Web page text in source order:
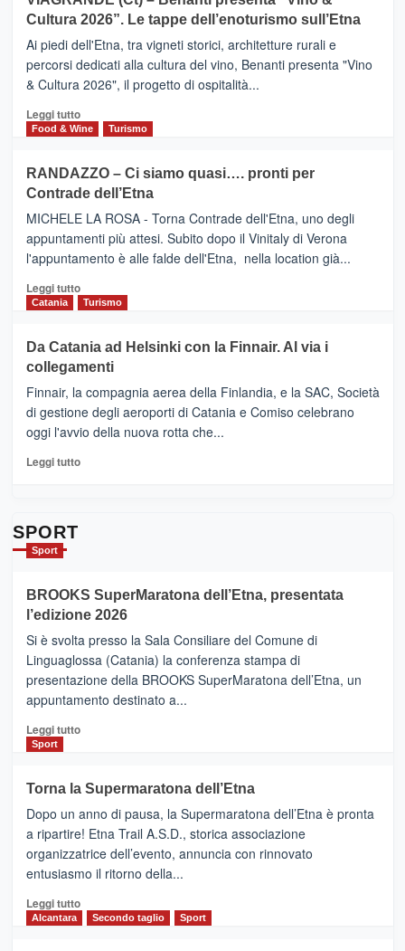
la
Valle
Alcantara
nei
primi
nella
classifica
IL
SAN
DOMENICO
PALACE
TAORMINA,
UN
HOTEL
FOUR
IL
NUOVO
SUMMER
CLUB
Cultura 2026”. Le tappe dell’enoturismo sull’Etna
Ai piedi dell'Etna, tra vigneti storici, architetture rurali e
percorsi dedicati alla cultura del vino, Benanti presenta "Vino
& Cultura 2026", il progetto di ospitalità...
Leggi tuttoLeggi
di
VIAGRANDE
(Ct)
–
Benanti
presenta
“Vino
&
Cultura
tappe
dell’enoturismo
sull’Etna
Food & Wine Turismo
RANDAZZO – Ci siamo quasi…. pronti per
Contrade dell’Etna
MICHELE LA ROSA - Torna Contrade dell'Etna, uno degli
appuntamenti più attesi. Subito dopo il Vinitaly di Verona
l'appuntamento è alle falde dell'Etna, nella location già...
Leggi tuttoLeggi
di
RANDAZZO
–
Ci
siamo
quasi….
pronti
per
Catania Turismo
Da Catania ad Helsinki con la Finnair. Al via i
collegamenti
Finnair, la compagnia aerea della Finlandia, e la SAC, Società
di gestione degli aeroporti di Catania e Comiso celebrano
oggi l'avvio della nuova rotta che...
Leggi tuttoLeggi
con
la
Al
via
i
collegamenti
SPORT
Sport
BROOKS SuperMaratona dell’Etna, presentata
l’edizione 2026
Si è svolta presso la Sala Consiliare del Comune di
Linguaglossa (Catania) la conferenza stampa di
presentazione della BROOKS SuperMaratona dell’Etna, un
appuntamento destinato a...
Leggi tuttoLeggi
BROOKS
SuperMaratona
dell’Etna,
presentata
l’edizione
2026
Sport
Torna la Supermaratona dell’Etna
Dopo un anno di pausa, la Supermaratona dell’Etna è pronta
a ripartire! Etna Trail A.S.D., storica associazione
organizzatrice dell’evento, annuncia con rinnovato
entusiasmo il ritorno della...
Leggi tuttoLeggi
Alcantara Secondo taglio Sport